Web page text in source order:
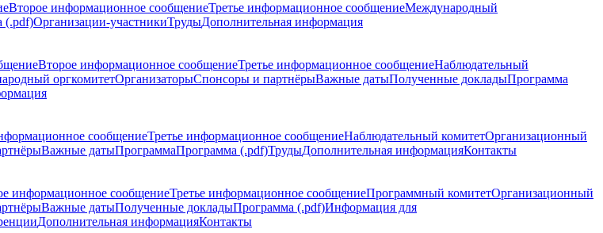
Второе информационное сообщениеТретье информационное сообщениеМеждународный
(.pdf)Организации-участникиТрудыДополнительная информация
Второе информационное сообщениеТретье информационное сообщениеНаблюдательный
оргкомитетОрганизаторыСпонсоры и партнёрыВажные датыПолученные докладыПрограмма
сообщениеТретье информационное сообщениеНаблюдательный комитетОрганизационный
Важные датыПрограммаПрограмма (.pdf)ТрудыДополнительная информацияКонтакты
информационное сообщениеТретье информационное сообщениеПрограммный комитетОрганизационный
Важные датыПолученные докладыПрограмма (.pdf)Информация для
Дополнительная информацияКонтакты